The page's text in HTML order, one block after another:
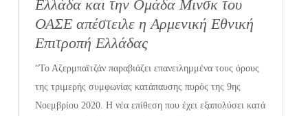
Ελλάδα και την Ομάδα Μινσκ του
ΟΑΣΕ απέστειλε η Αρμενική Εθνική
Επιτροπή Ελλάδας
“Το Αζερμπαϊτζάν παραβιάζει επανειλημμένα τους όρους
της τριμερής συμφωνίας κατάπαυσης πυρός της 9ης
Νοεμβρίου 2020. Η νέα επίθεση που έχει εξαπολύσει κατά